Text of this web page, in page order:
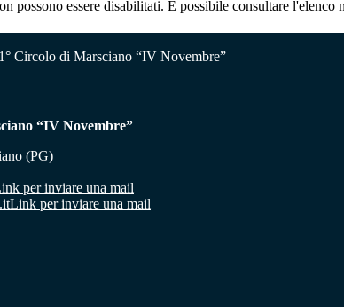
possono essere disabilitati. È possibile consultare l'elenco
Circolo di Marsciano “IV Novembre”
“IV Novembre”
(PG)
per inviare una mail
Link per inviare una mail